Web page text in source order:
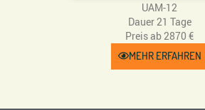
UAM-12
Dauer 21 Tage
Preis ab 2870 €
MEHR ERFAHREN